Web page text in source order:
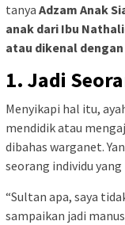
tanya Adzam Anak
anak dari Ibu
atau dikenal dengan
1. Jadi
Menyikapi hal itu,
mendidik atau
dibahas warganet.
seorang individu yang
“Sultan apa, saya
sampaikan jadi